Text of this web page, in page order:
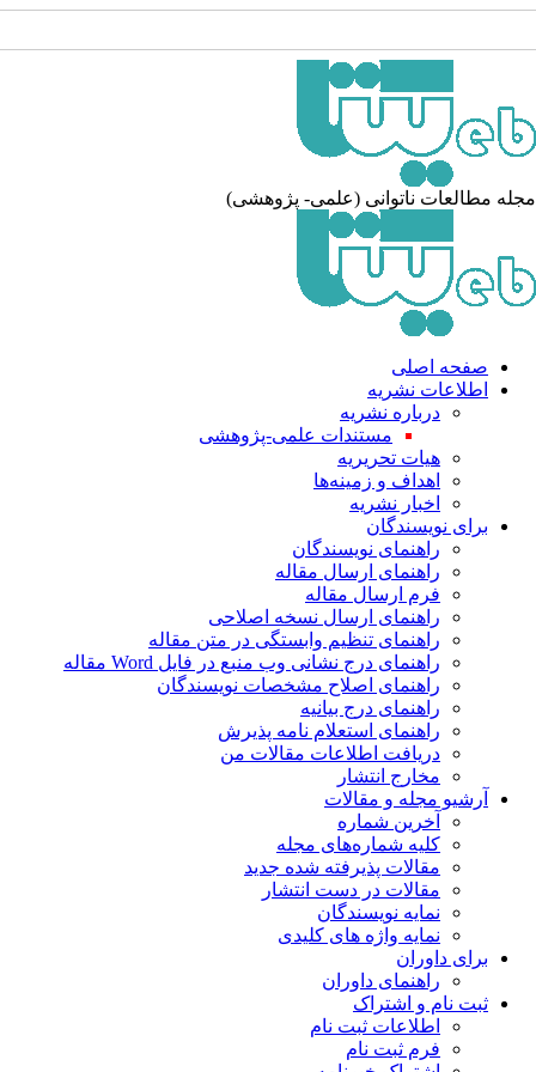
مطالعات ناتوانی (علمی- پژوهشی)
صفحه اصلی
اطلاعات نشریه
درباره نشریه
مستندات علمی-پژوهشی
هیات تحریریه
اهداف و زمینه‌ها
اخبار نشریه
برای نویسندگان
راهنمای نویسندگان
راهنمای ارسال مقاله
فرم ارسال مقاله
راهنمای ارسال نسخه اصلاحی
راهنمای تنظیم وابستگی در متن مقاله
راهنمای درج نشانی وب منبع در فایل Word مقاله
راهنمای اصلاح مشخصات نویسندگان
راهنمای درج بیانیه
راهنمای استعلام نامه پذیرش
دریافت اطلاعات مقالات من
مخارج انتشار
آرشیو مجله و مقالات
آخرین شماره
کلیه شماره‌های مجله
مقالات پذیرفته شده جدید
مقالات در دست انتشار
نمایه نویسندگان
نمایه واژه های کلیدی
برای داوران
راهنمای داوران
ثبت نام و اشتراک
اطلاعات ثبت نام
فرم ثبت نام